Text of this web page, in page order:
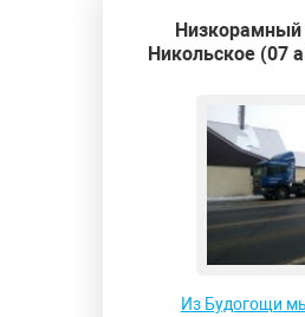
Никольское (07
Из Будогощи